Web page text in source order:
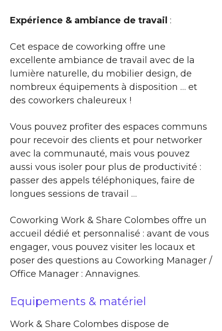
Expérience & ambiance de travail :
Cet espace de coworking offre une
excellente ambiance de travail avec de la
lumière naturelle, du mobilier design, de
nombreux équipements à disposition … et
des coworkers chaleureux !
Vous pouvez profiter des espaces communs
pour recevoir des clients et pour networker
avec la communauté, mais vous pouvez
aussi vous isoler pour plus de productivité :
passer des appels téléphoniques, faire de
longues sessions de travail …
Coworking Work & Share Colombes offre un
accueil dédié et personnalisé : avant de vous
engager, vous pouvez visiter les locaux et
poser des questions au Coworking Manager /
Office Manager : Annavignes.
Equipements & matériel
Work & Share Colombes dispose de